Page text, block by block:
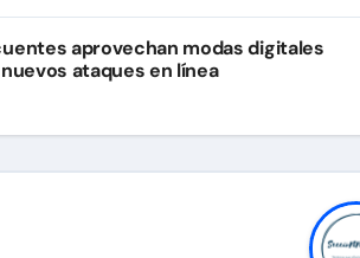
aprovechan modas digitales
ataques en línea